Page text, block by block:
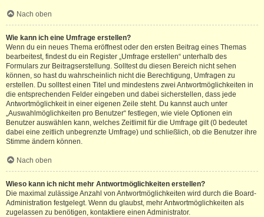
Nach oben
Wie kann ich eine Umfrage erstellen?
Wenn du ein neues Thema eröffnest oder den ersten Beitrag eines Themas
bearbeitest, findest du ein Register „Umfrage erstellen“ unterhalb des
Formulars zur Beitragserstellung. Solltest du diesen Bereich nicht sehen
können, so hast du wahrscheinlich nicht die Berechtigung, Umfragen zu
erstellen. Du solltest einen Titel und mindestens zwei Antwortmöglichkeiten in
die entsprechenden Felder eingeben und dabei sicherstellen, dass jede
Antwortmöglichkeit in einer eigenen Zeile steht. Du kannst auch unter
„Auswahlmöglichkeiten pro Benutzer“ festlegen, wie viele Optionen ein
Benutzer auswählen kann, welches Zeitlimit für die Umfrage gilt (0 bedeutet
dabei eine zeitlich unbegrenzte Umfrage) und schließlich, ob die Benutzer ihre
Stimme ändern können.
Nach oben
Wieso kann ich nicht mehr Antwortmöglichkeiten erstellen?
Die maximal zulässige Anzahl von Antwortmöglichkeiten wird durch die Board-
Administration festgelegt. Wenn du glaubst, mehr Antwortmöglichkeiten als
zugelassen zu benötigen, kontaktiere einen Administrator.